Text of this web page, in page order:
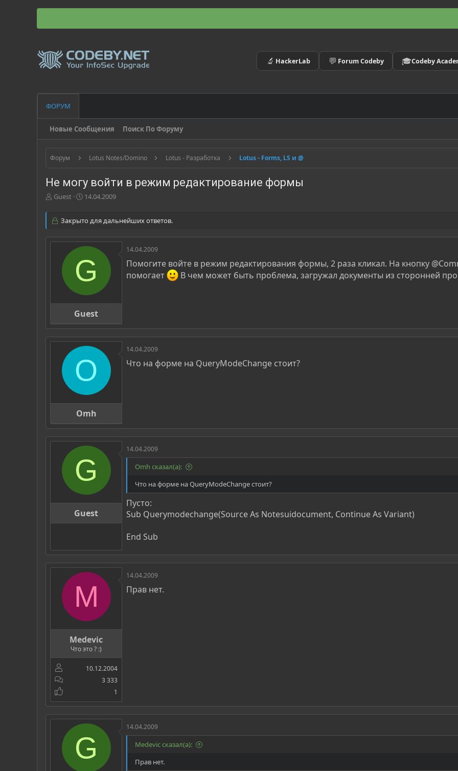
🔬 HackerLab 💬 Forum Codeby 🎓Codeby
ФОРУМ
Новые Сообщения Поиск По Форуму
Форум Lotus Notes/Domino Lotus - Разработка Lotus - Forms, LS и @
Не могу войти в режим редактирование формы
А
о
т
Guest
Д
а
а
а
л
а
14.04.2009
Закрыто для дальнейших ответов.
G
Guest
14.04.2009
Помогите войте в режим редактирования формы, 2 раза кликал. На кнопку
помогает
В чем может быть проблема, загружал документы из сторонней
O
Omh
14.04.2009
Что на форме на QueryModeChange стоит?
G
Guest
14.04.2009
Omh сказал(а):
Что на форме на QueryModeChange стоит?
Пусто:
Sub Querymodechange(Source As Notesuidocument, Continue As Variant)
End Sub
M
Medevic
Что это ? :)
10.12.2004
3 333
1
14.04.2009
Прав нет.
G
14.04.2009
Medevic сказал(а):
Прав нет.